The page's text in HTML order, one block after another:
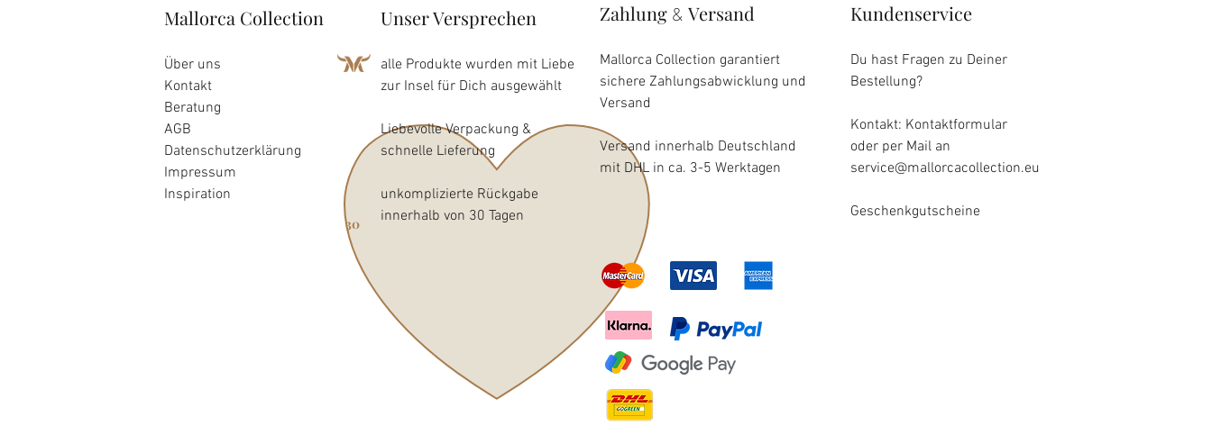
30
Zahlung & Versand
Mallorca Collection garantiert
sichere Zahlungsabwicklung und
Versand
Versand innerhalb Deutschland
mit DHL in ca. 3-5 Werktagen
Kundenservice
Du hast Fragen zu Deiner
Bestellung?
Kontakt: Kontaktformular
oder per Mail an
service@mallorcacollection.eu
Geschenkgutscheine
Mallorca Collection
Über uns
Kontakt
Beratung
AGB
Datenschutzerklärung
Impressum
Inspiration
Unser Versprechen
alle Produkte wurden mit Liebe
zur Insel für Dich ausgewählt
Liebevolle Verpackung &
schnelle Lieferung
unkomplizierte Rückgabe
innerhalb von 30 Tagen